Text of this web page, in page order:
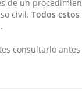
de un
civil. Todos
.
consultarlo